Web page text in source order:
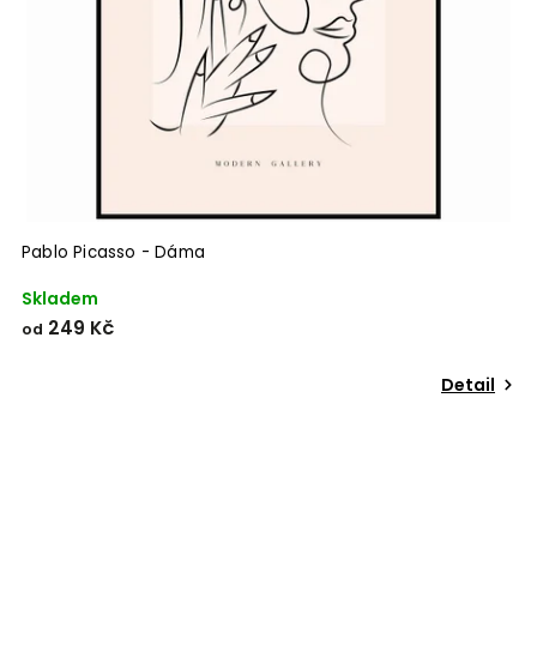
Pablo Picasso - Dáma
Skladem
od 249 Kč
Detail